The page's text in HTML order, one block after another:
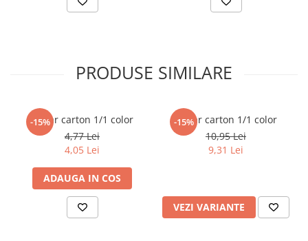
PRODUSE SIMILARE
-15%
Dosar carton 1/1 color
4,77 Lei
4,05 Lei
ADAUGA IN COS
-15%
Dosar carton 1/1 color
10,95 Lei
9,31 Lei
VEZI VARIANTE